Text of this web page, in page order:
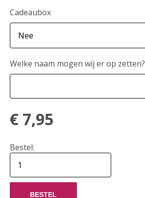
Cadeaubox
Welke naam mogen wij er op zetten?
€ 7,95
Bestel:
BESTEL